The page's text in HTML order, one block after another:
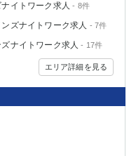
イトワーク求人 - 8件
ズナイトワーク求人 - 7件
ナイトワーク求人 - 17件
エリア詳細を見る